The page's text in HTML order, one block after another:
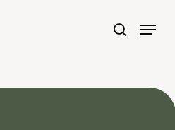
search